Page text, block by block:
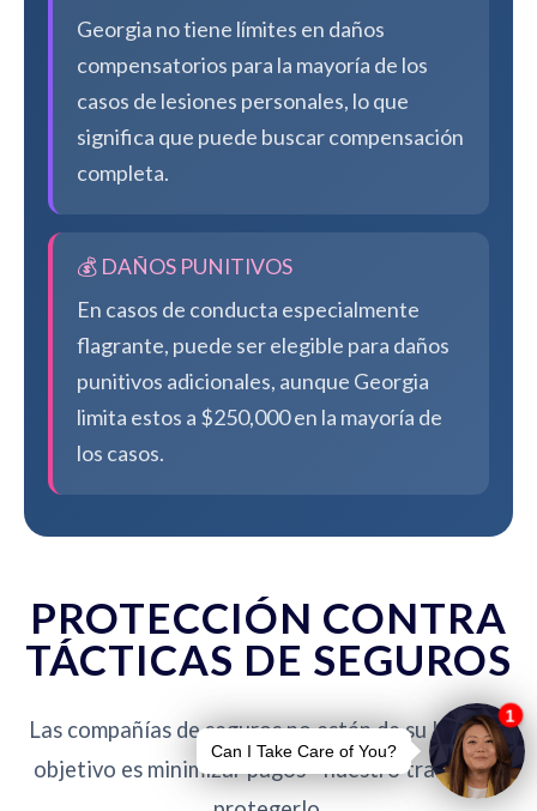
Georgia no tiene límites en daños
compensatorios para la mayoría de los
casos de lesiones personales, lo que
significa que puede buscar compensación
completa.
💰 DAÑOS PUNITIVOS
En casos de conducta especialmente
flagrante, puede ser elegible para daños
punitivos adicionales, aunque Georgia
limita estos a $250,000 en la mayoría de
los casos.
PROTECCIÓN CONTRA
TÁCTICAS DE SEGUROS
Las compañías de seguros no están de su lado. Su
objetivo es minimizar pagos - nuestro trabajo es